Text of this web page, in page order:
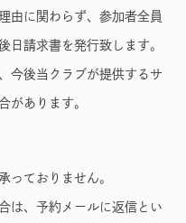
由に関わらず、参加者全員
日請求書を発行致します。
今後当クラブが提供するサ
があります。
っておりません。
は、予約メールに返信とい